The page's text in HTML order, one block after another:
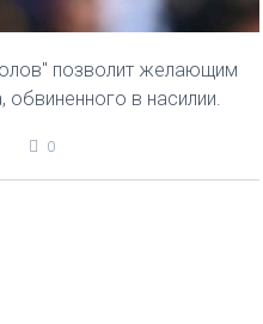
позволит желающим
обвиненного в насилии.
0